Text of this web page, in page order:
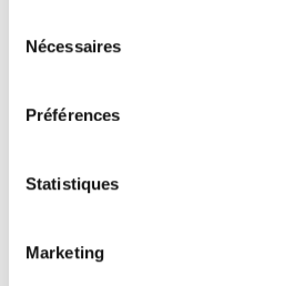
Nécessaires
Préférences
Statistiques
Marketing
Fin de monde : analyses